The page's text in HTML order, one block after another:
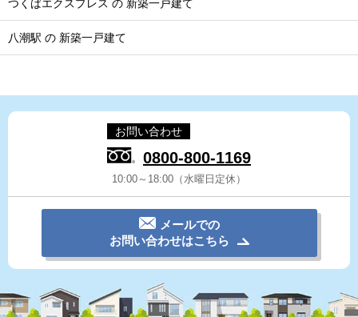
つくばエクスプレス の 新築一戸建て
八潮駅 の 新築一戸建て
お問い合わせ
0800-800-1169
10:00～18:00（水曜日定休）
メールでの
お問い合わせはこちら